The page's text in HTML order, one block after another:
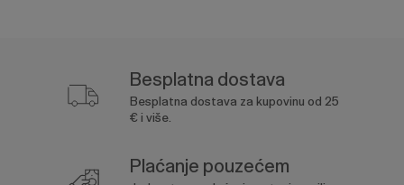
Besplatna dostava
Besplatna dostava za kupovinu od 25
€ i više.
Plaćanje pouzećem